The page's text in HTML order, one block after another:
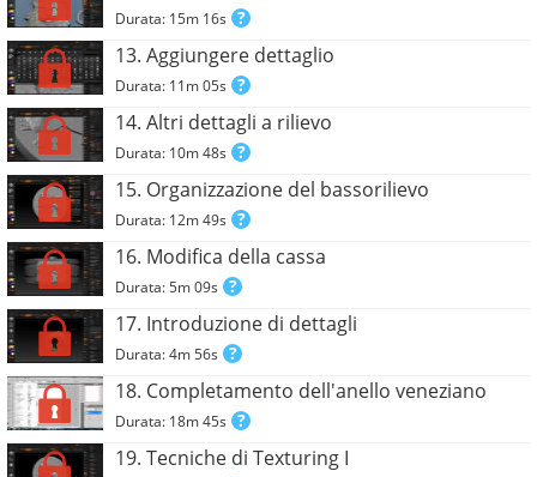
Durata: 15m 16s
13. Aggiungere dettaglio
Durata: 11m 05s
14. Altri dettagli a rilievo
Durata: 10m 48s
15. Organizzazione del bassorilievo
Durata: 12m 49s
16. Modifica della cassa
Durata: 5m 09s
17. Introduzione di dettagli
Durata: 4m 56s
18. Completamento dell'anello veneziano
Durata: 18m 45s
19. Tecniche di Texturing I